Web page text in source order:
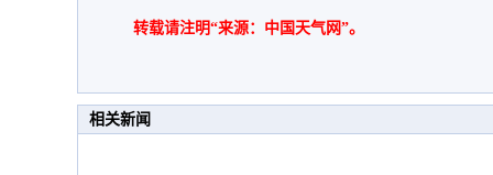
转载请注明“来源：中国天气网”。
相关新闻